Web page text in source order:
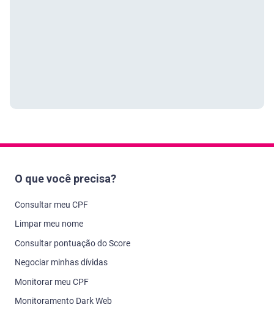
Monitoramento Dark Web
Parceiros Serasa Crédito
Soluções para empresas
Soluções para grandes empresas
Como tratamos seus dados
Serasa Crédito
Serasa Premium